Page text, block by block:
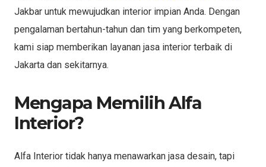
Jakbar untuk mewujudkan interior impian Anda. Dengan
pengalaman bertahun-tahun dan tim yang berkompeten,
kami siap memberikan layanan jasa interior terbaik di
Jakarta dan sekitarnya.
Mengapa Memilih Alfa
Interior?
Alfa Interior tidak hanya menawarkan jasa desain, tapi